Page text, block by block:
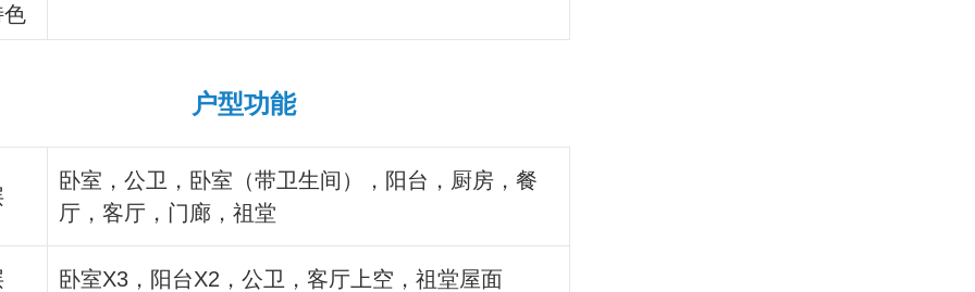
户型功能
卧室，公卫，卧室（带卫生间），阳台，厨房，餐
厅，客厅，门廊，祖堂
卧室X3，阳台X2，公卫，客厅上空，祖堂屋面